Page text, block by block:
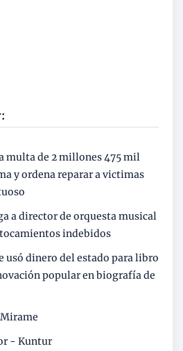
multa de 2 millones 475 mil
y ordena reparar a victimas
a director de orquesta musical
indebidos
usó dinero del estado para libro
popular en biografía de
- Kuntur